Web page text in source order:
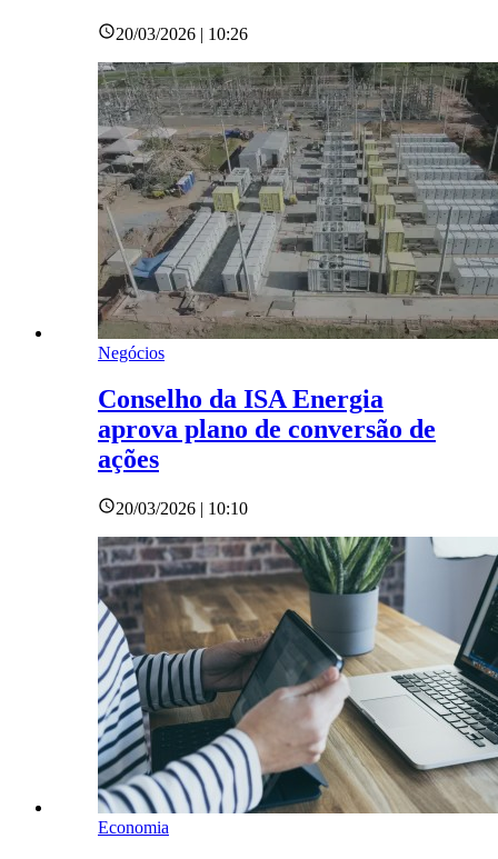
20/03/2026 | 10:26
Negócios
Conselho da ISA Energia
aprova plano de conversão de
ações
20/03/2026 | 10:10
Economia